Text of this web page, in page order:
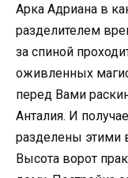
Арка Адриана в
разделителем
за спиной
оживленных
перед Вами
Анталия. И
разделены этими
Высота ворот